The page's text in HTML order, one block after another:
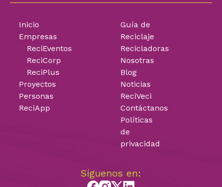
Inicio
Empresas
ReciEventos
ReciCorp
ReciPlus
Proyectos
Personas
ReciApp
Guía de
Reciclaje
Recicladoras
Nosotras
Blog
Noticias
ReciVeci
Contáctanos
Políticas
de
privacidad
Síguenos en: